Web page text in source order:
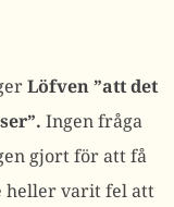
Löfven ”att det
Ingen fråga
gjort för att få
heller varit fel att